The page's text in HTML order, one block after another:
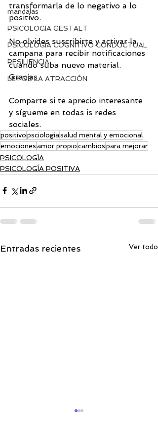
mandalas
PSICOLOGIA GESTALT
PSICOLOGIA COGNITIVO CONDUCTUAL
RESILIENCIA
LEY DE LA ATRACCIÓN
transformarla de lo negativo a lo
positivo.
No olvides suscribirte y activar la
campana para recibir notificaciones
cuando suba nuevo material.
Gracias
Comparte si te aprecio interesante
y sígueme en todas is redes
sociales.
positivopsciologiasalud mental y emocional
emocionesamor propiocambiospara mejorar
PSICOLOGÍA
PSICOLOGÍA POSITIVA
Entradas recientes Ver todo